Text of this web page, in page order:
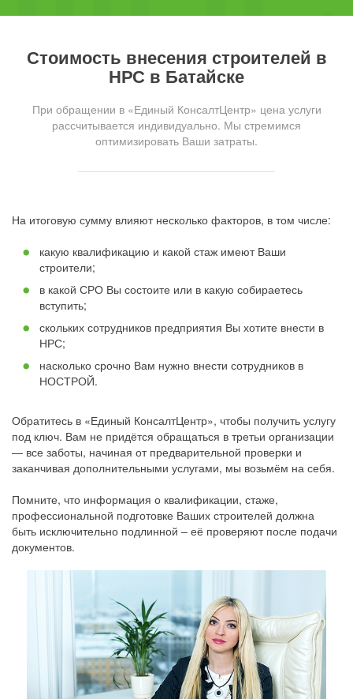
Стоимость внесения строителей в
НРС в Батайске
При обращении в «Единый КонсалтЦентр» цена услуги
рассчитывается индивидуально. Мы стремимся
оптимизировать Ваши затраты.
На итоговую сумму влияют несколько факторов, в том числе:
какую квалификацию и какой стаж имеют Ваши
строители;
в какой СРО Вы состоите или в какую собираетесь
вступить;
скольких сотрудников предприятия Вы хотите внести в
НРС;
насколько срочно Вам нужно внести сотрудников в
НОСТРОЙ.
Обратитесь в «Единый КонсалтЦентр», чтобы получить услугу
под ключ. Вам не придётся обращаться в третьи организации
— все заботы, начиная от предварительной проверки и
заканчивая дополнительными услугами, мы возьмём на себя.
Помните, что информация о квалификации, стаже,
профессиональной подготовке Ваших строителей должна
быть исключительно подлинной – её проверяют после подачи
документов.